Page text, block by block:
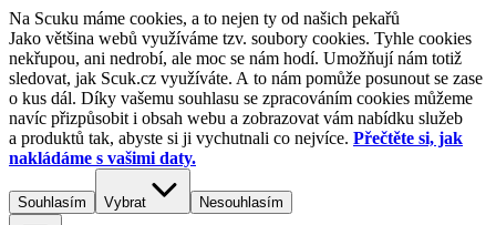
Na Scuku máme cookies, a to nejen ty od našich pekařů
Jako většina webů využíváme tzv. soubory cookies. Tyhle cookies
nekřupou, ani nedrobí, ale moc se nám hodí. Umožňují nám totiž
sledovat, jak Scuk.cz využíváte. A to nám pomůže posunout se zase
o kus dál. Díky vašemu souhlasu se zpracováním cookies můžeme
navíc přizpůsobit i obsah webu a zobrazovat vám nabídku služeb
a produktů tak, abyste si ji vychutnali co nejvíce. Přečtěte si, jak
nakládáme s vašimi daty.
Souhlasím Vybrat Nesouhlasím